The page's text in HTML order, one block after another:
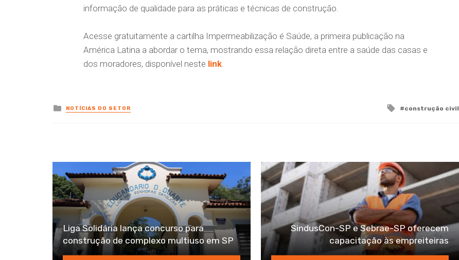
informação de qualidade para as práticas e técnicas de construção.
Acesse gratuitamente a cartilha Impermeabilização é Saúde, a primeira publicação na
América Latina a abordar o tema, mostrando essa relação direta entre a saúde das casas e
dos moradores, disponível neste link
Posted
in
NOTÍCIAS DO SETOR
Tagged
construção civil
Liga Solidária lança concurso para
construção de complexo multiuso em SP
SindusCon-SP e Sebrae-SP oferecem
capacitação às empreiteiras